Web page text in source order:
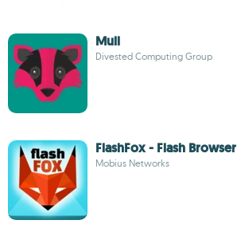
Mull
Divested Computing Group
FlashFox - Flash Browser
Mobius Networks